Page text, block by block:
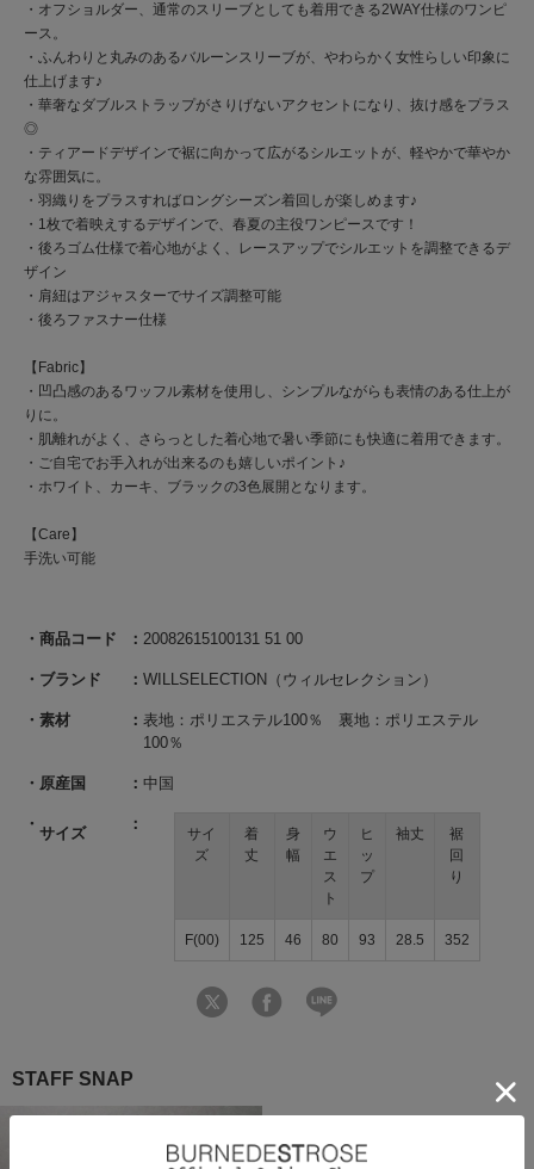
商品コード 20082615100131 51 00
ブランド WILLSELECTION（ウィルセレクション）
素材
表地：ポリエステル100％ 裏地：ポリエステル
100％
原産国 中国
サイズ
サイ
ズ
着
丈
身
幅
ウ
エ
ス
ト
ヒ
ッ
プ
袖丈
裾
回
り
F(00) 125 46 80 93 28.5 352
STAFF SNAP
・オフショルダー、通常のスリーブとしても着用できる2WAY仕様のワンピ
ース。
・ふんわりと丸みのあるバルーンスリーブが、やわらかく女性らしい印象に
仕上げます♪
・華奢なダブルストラップがさりげないアクセントになり、抜け感をプラス
◎
・ティアードデザインで裾に向かって広がるシルエットが、軽やかで華やか
な雰囲気に。
・羽織りをプラスすればロングシーズン着回しが楽しめます♪
・1枚で着映えするデザインで、春夏の主役ワンピースです！
・後ろゴム仕様で着心地がよく、レースアップでシルエットを調整できるデ
ザイン
・肩紐はアジャスターでサイズ調整可能
・後ろファスナー仕様
【Fabric】
・凹凸感のあるワッフル素材を使用し、シンプルながらも表情のある仕上が
りに。
・肌離れがよく、さらっとした着心地で暑い季節にも快適に着用できます。
・ご自宅でお手入れが出来るのも嬉しいポイント♪
・ホワイト、カーキ、ブラックの3色展開となります。
【Care】
手洗い可能